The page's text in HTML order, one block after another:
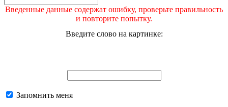
Введенные данные содержат ошибку, проверьте правильность
и повторите попытку.
Введите слово на картинке:
Запомнить меня